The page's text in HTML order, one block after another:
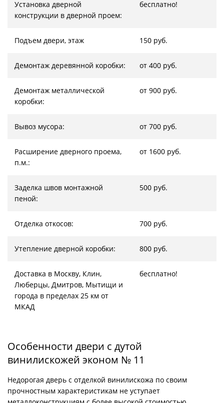
Установка дверной
конструкции в дверной проем:
бесплатно!
Подъем двери, этаж 150 руб.
Демонтаж деревянной коробки: от 400 руб.
Демонтаж металлической
коробки:
от 900 руб.
Вывоз мусора: от 700 руб.
Расширение дверного проема,
п.м.:
от 1600 руб.
Заделка швов монтажной
пеной:
500 руб.
Отделка откосов: 700 руб.
Утепление дверной коробки: 800 руб.
Доставка в Москву, Клин,
Люберцы, Дмитров, Мытищи и
города в пределах 25 км от
МКАД
бесплатно!
Особенности двери с дутой
винилискожей эконом № 11
Недорогая дверь с отделкой винилискожа по своим
прочностным характеристикам не уступает